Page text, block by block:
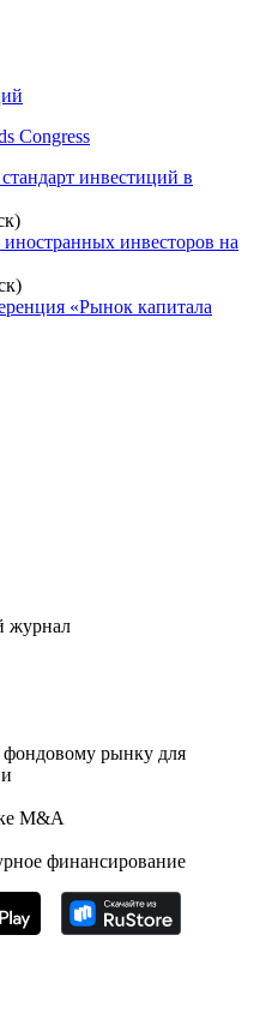
Congress
инвестиций в
инвесторов на
«Рынок капитала
рынку для
M&A